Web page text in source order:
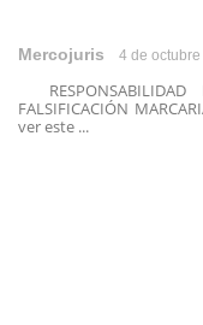
Mercojuris 4 de
FALSIFICACIÓN
ver este ...